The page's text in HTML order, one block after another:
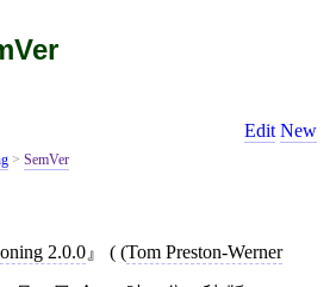
Edit New
> SemVer
2.0.0 ( (Tom Preston-Werner